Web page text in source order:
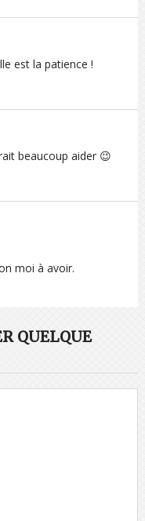
est la patience !
beaucoup aider 😉
moi à avoir.
QUELQUE